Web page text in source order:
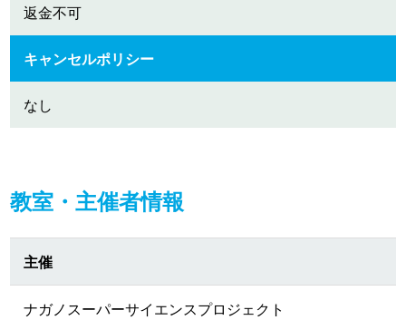
返金不可
キャンセルポリシー
なし
教室・主催者情報
主催
ナガノスーパーサイエンスプロジェクト